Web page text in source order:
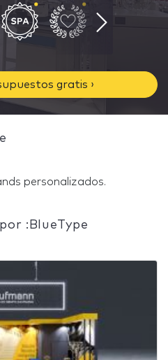
gratis ›
personalizados.
:BlueType